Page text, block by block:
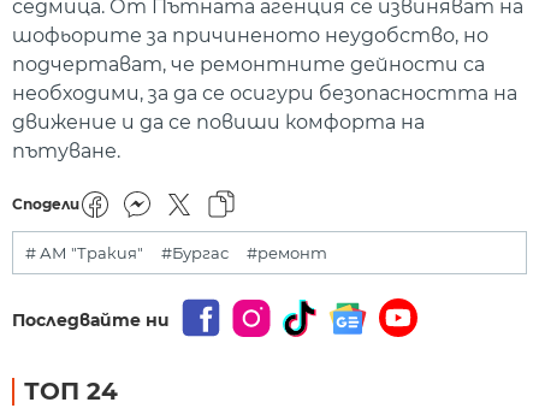
седмица. От Пътната агенция се извиняват на
шофьорите за причиненото неудобство, но
подчертават, че ремонтните дейности са
необходими, за да се осигури безопасността на
движение и да се повиши комфорта на
пътуване.
Сподели
# АМ "Тракия" #Бургас #ремонт
Последвайте ни
ТОП 24